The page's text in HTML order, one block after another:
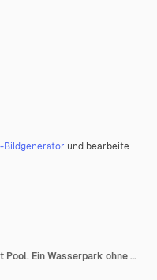
Bildgenerator und bearbeite
Wasserpark, bunte Rutschen mit Pool. Ein Wasserpark ohne Menschen an einem Sommertag mit einem schönen, bewölkten blauen Himmel. Foto in hoher Qualität